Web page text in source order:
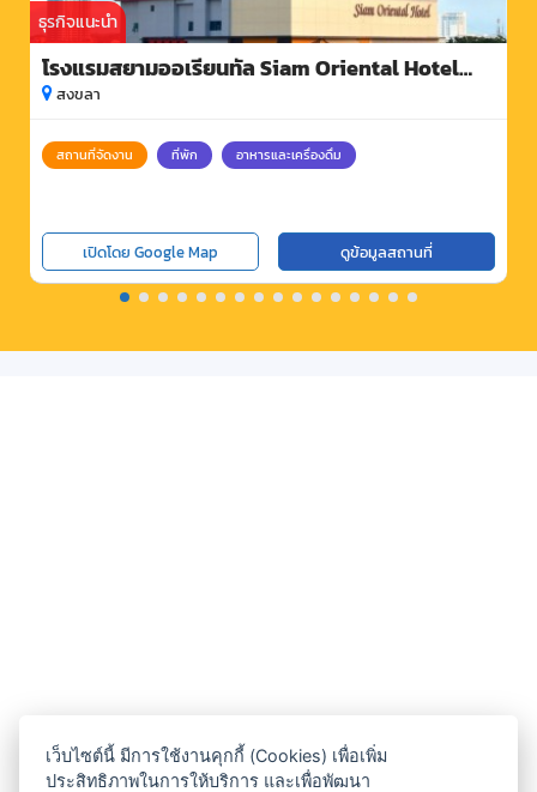
ธุรกิจแนะนำ
โรงแรมสยามออเรียนทัล Siam Oriental Hotel
Hatyai
สงขลา
สถานที่จัดงาน ที่พัก อาหารและเครื่องดื่ม
เปิดโดย Google Map ดูข้อมูลสถานที่
เว็บไซต์นี้ มีการใช้งานคุกกี้ (Cookies) เพื่อเพิ่ม
ประสิทธิภาพในการให้บริการ และเพื่อพัฒนา